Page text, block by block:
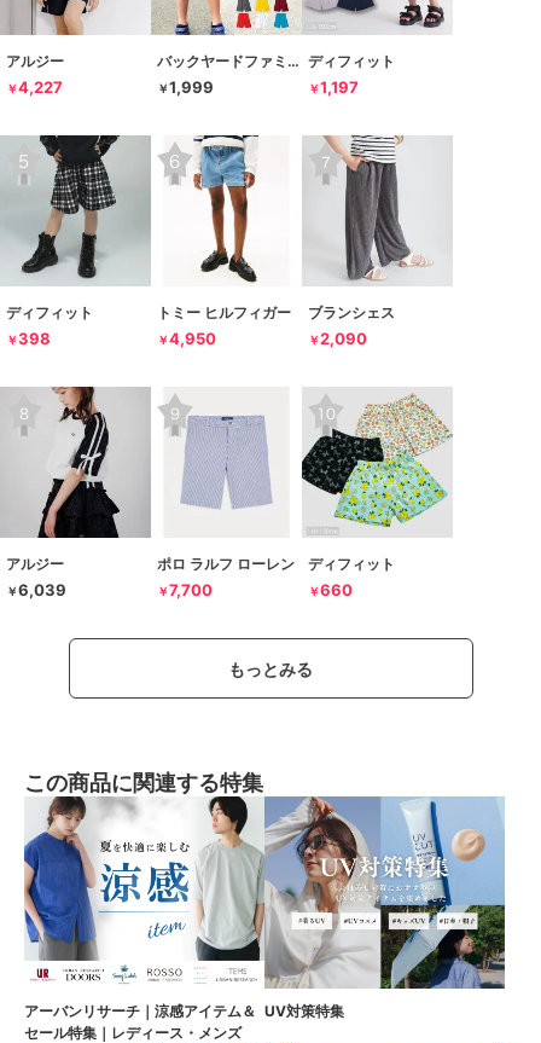
アルジー
￥4,227
バックヤードファミリー
￥1,999
ディフィット
￥1,197
ディフィット
￥398
トミー ヒルフィガー
￥4,950
ブランシェス
￥2,090
アルジー
￥6,039
ポロ ラルフ ローレン
￥7,700
ディフィット
￥660
もっとみる
この商品に関連する特集
アーバンリサーチ｜涼感アイテム＆
セール特集｜レディース・メンズ
UV対策特集